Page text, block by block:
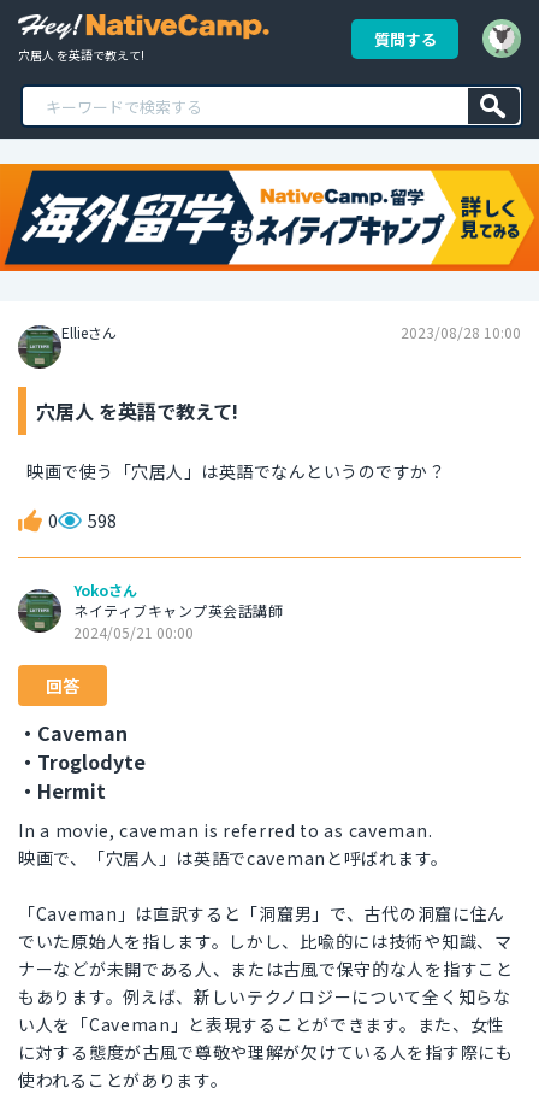
穴居人 を英語で教えて!
質問する
Ellieさん 2023/08/28 10:00
穴居人 を英語で教えて!
映画で使う「穴居人」は英語でなんというのですか？
0 598
Yokoさん
ネイティブキャンプ英会話講師
2024/05/21 00:00
回答
・Caveman
・Troglodyte
・Hermit
In a movie, caveman is referred to as caveman.
映画で、「穴居人」は英語でcavemanと呼ばれます。
「Caveman」は直訳すると「洞窟男」で、古代の洞窟に住ん
でいた原始人を指します。しかし、比喩的には技術や知識、マ
ナーなどが未開である人、または古風で保守的な人を指すこと
もあります。例えば、新しいテクノロジーについて全く知らな
い人を「Caveman」と表現することができます。また、女性
に対する態度が古風で尊敬や理解が欠けている人を指す際にも
使われることがあります。